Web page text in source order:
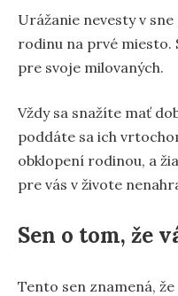
Urážanie nevesty v
rodinu na prvé miesto.
pre svoje milovaných.
Vždy sa snažíte mať
poddáte sa ich
obklopení rodinou, a
pre vás v živote
Sen o tom, že
Tento sen znamená,